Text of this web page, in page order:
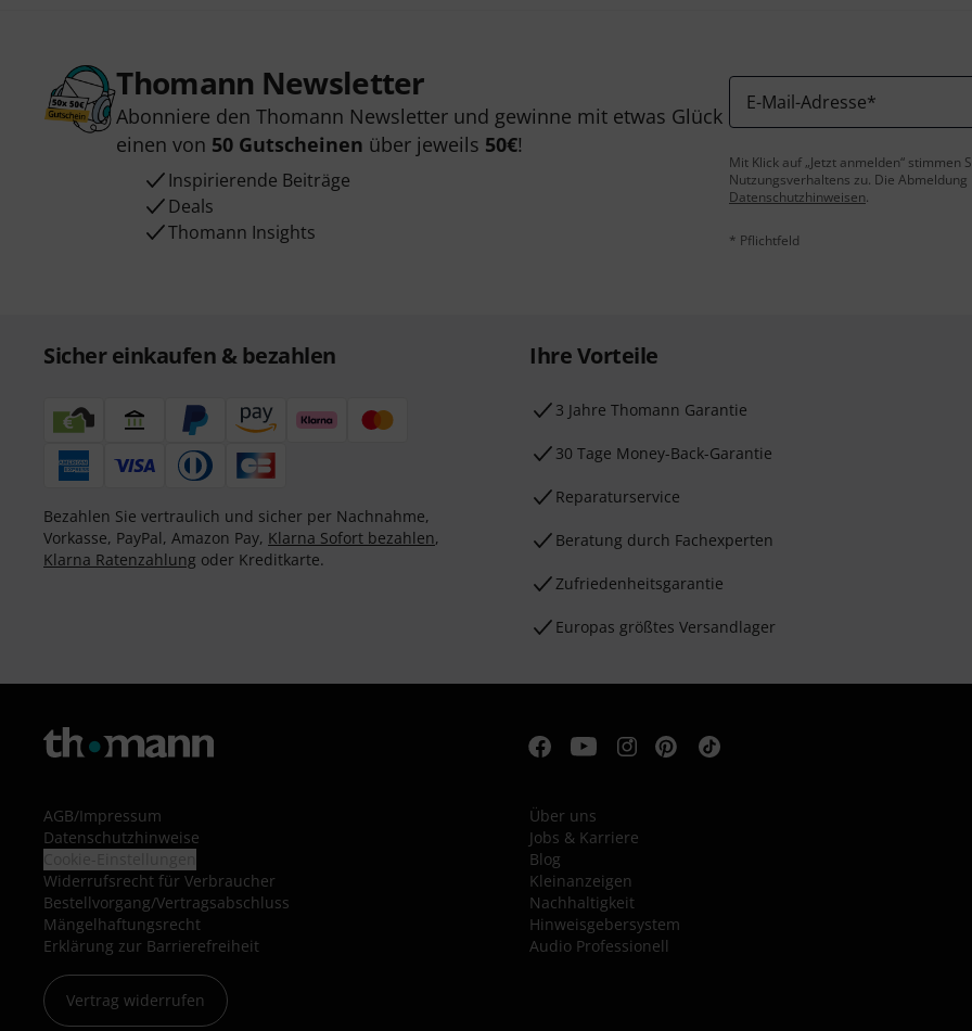
Thomann Newsletter
Abonniere den Thomann Newsletter und gewinne mit etwas Glück
einen von 50 Gutscheinen über jeweils 50€!
Inspirierende Beiträge
Deals
Thomann Insights
E-Mail-Adresse*
Mit Klick auf „Jetzt anmelden“
Nutzungsverhaltens zu. Die
Datenschutzhinweisen.
* Pflichtfeld
Sicher einkaufen & bezahlen
Bezahlen Sie vertraulich und sicher per Nachnahme,
Vorkasse, PayPal, Amazon Pay, Klarna Sofort bezahlen,
Klarna Ratenzahlung oder Kreditkarte.
Ihre Vorteile
3 Jahre Thomann Garantie
30 Tage Money-Back-Garantie
Reparaturservice
Beratung durch Fachexperten
Zufriedenheitsgarantie
Europas größtes Versandlager
AGB/Impressum
Datenschutzhinweise
Widerrufsrecht für Verbraucher
Bestellvorgang/Vertragsabschluss
Mängelhaftungsrecht
Erklärung zur Barrierefreiheit
Vertrag widerrufen
Über uns
Jobs & Karriere
Blog
Kleinanzeigen
Nachhaltigkeit
Hinweisgebersystem
Audio Professionell